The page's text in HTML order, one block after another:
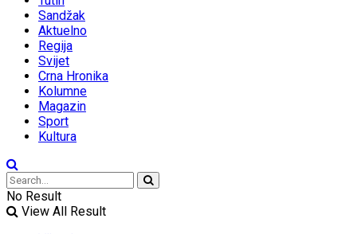
Sandžak
Aktuelno
Regija
Svijet
Crna Hronika
Kolumne
Magazin
Sport
Kultura
No Result
View All Result